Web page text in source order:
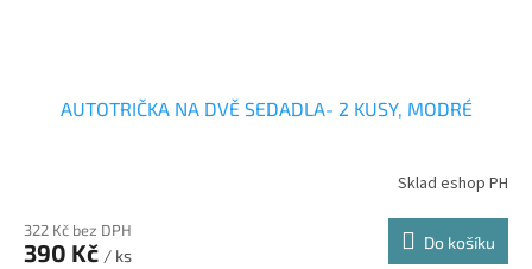
AUTOTRIČKA NA DVĚ SEDADLA- 2 KUSY, MODRÉ
Sklad eshop PH
322 Kč bez DPH
390 Kč / ks
Do košíku